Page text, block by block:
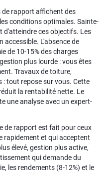
de rapport affichent des
conditions optimales. Sainte-
d'atteindre ces objectifs. Les
accessible. L'absence de
de 10-15% des charges
plus lourde : vous êtes
Travaux de toiture,
: tout repose sur vous. Cette
la rentabilité nette. Le
une analyse avec un expert-
de rapport est fait pour ceux
rapidement et qui acceptent
élevé, gestion plus active,
qui demande du
les rendements (8-12%) et le